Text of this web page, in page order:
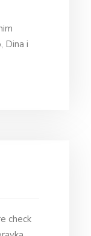
Dina i
check